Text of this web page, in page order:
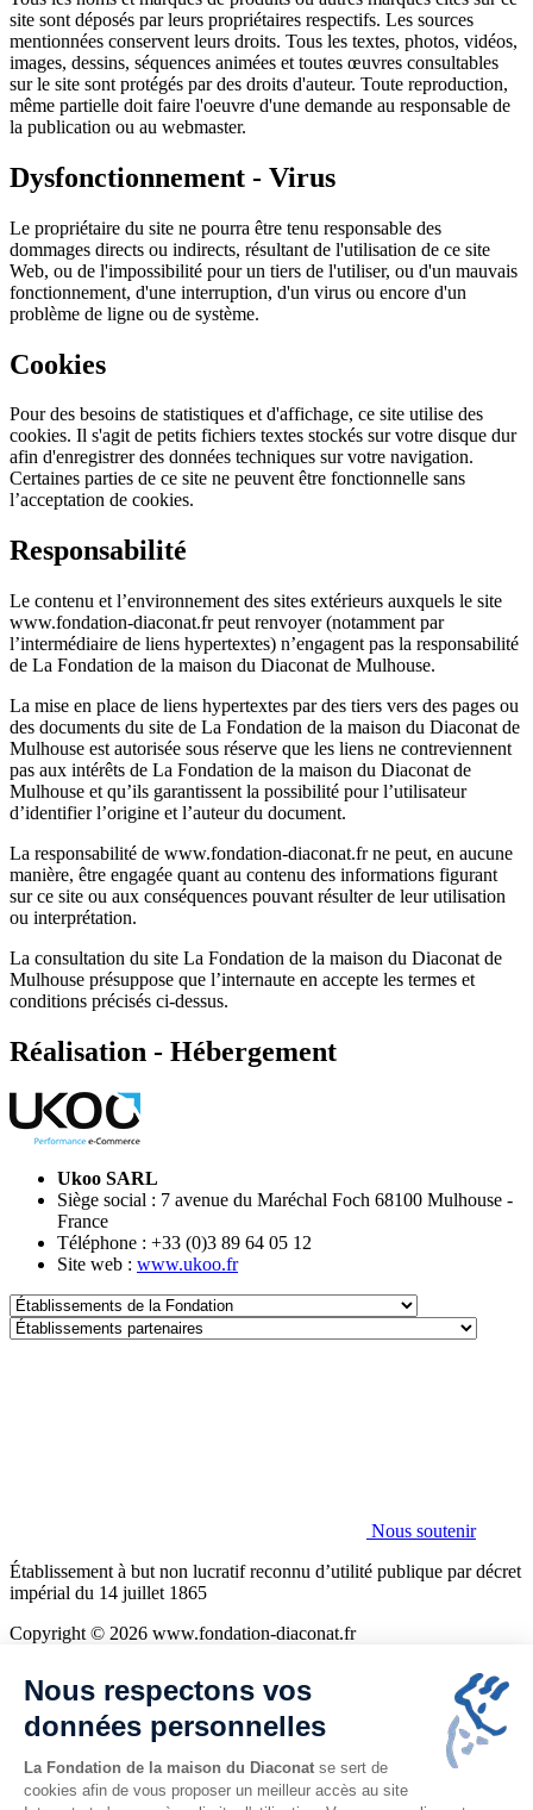
site sont déposés par leurs propriétaires respectifs. Les sources
mentionnées conservent leurs droits. Tous les textes, photos, vidéos,
images, dessins, séquences animées et toutes œuvres consultables
sur le site sont protégés par des droits d'auteur. Toute reproduction,
même partielle doit faire l'oeuvre d'une demande au responsable de
la publication ou au webmaster.
Dysfonctionnement - Virus
Le propriétaire du site ne pourra être tenu responsable des
dommages directs ou indirects, résultant de l'utilisation de ce site
Web, ou de l'impossibilité pour un tiers de l'utiliser, ou d'un mauvais
fonctionnement, d'une interruption, d'un virus ou encore d'un
problème de ligne ou de système.
Cookies
Pour des besoins de statistiques et d'affichage, ce site utilise des
cookies. Il s'agit de petits fichiers textes stockés sur votre disque dur
afin d'enregistrer des données techniques sur votre navigation.
Certaines parties de ce site ne peuvent être fonctionnelle sans
l’acceptation de cookies.
Responsabilité
Le contenu et l’environnement des sites extérieurs auxquels le site
www.fondation-diaconat.fr peut renvoyer (notamment par
l’intermédiaire de liens hypertextes) n’engagent pas la responsabilité
de La Fondation de la maison du Diaconat de Mulhouse.
La mise en place de liens hypertextes par des tiers vers des pages ou
des documents du site de La Fondation de la maison du Diaconat de
Mulhouse est autorisée sous réserve que les liens ne contreviennent
pas aux intérêts de La Fondation de la maison du Diaconat de
Mulhouse et qu’ils garantissent la possibilité pour l’utilisateur
d’identifier l’origine et l’auteur du document.
La responsabilité de www.fondation-diaconat.fr ne peut, en aucune
manière, être engagée quant au contenu des informations figurant
sur ce site ou aux conséquences pouvant résulter de leur utilisation
ou interprétation.
La consultation du site La Fondation de la maison du Diaconat de
Mulhouse présuppose que l’internaute en accepte les termes et
conditions précisés ci-dessus.
Réalisation - Hébergement
Ukoo SARL
Siège social : 7 avenue du Maréchal Foch 68100 Mulhouse -
France
Téléphone : +33 (0)3 89 64 05 12
Site web : www.ukoo.fr
Établissements
de
la
Établissements
Nous soutenir
Établissement à but non lucratif reconnu d’utilité publique par décret
impérial du 14 juillet 1865
Copyright © 2026 www.fondation-diaconat.fr
Politique de confidentialité
Cookies
Plan du site
Nous respectons vos
données personnelles
La Fondation de la maison du Diaconat se sert de
cookies afin de vous proposer un meilleur accès au site